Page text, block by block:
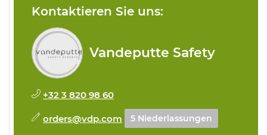
Kontaktieren Sie uns:
Vandeputte Safety
+32 3 820 98 60
orders@vdp.com 5 Niederlassungen